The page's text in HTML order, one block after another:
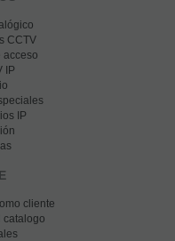
CCTV
acceso
IP
IP
cliente
catalogo